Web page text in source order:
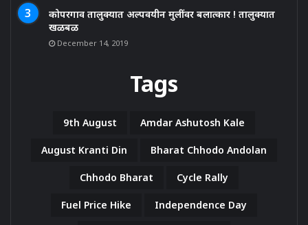
कोपरगाव तालुक्यात अल्पवयीन मुलींवर बलात्कार ! तालुक्यात
खळबळ
December 14, 2019
Tags
9th August Amdar Ashutosh Kale
August Kranti Din Bharat Chhodo Andolan
Chhodo Bharat Cycle Rally
Fuel Price Hike Independence Day